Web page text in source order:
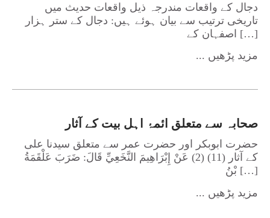
دجال کے واقعات مندرجہ ذیل واقعات حدیث میں
تاریخی ترتیب سے بیان ہوئے ہیں: دجال کے ستر ہزار
اصفہان کے […]
... مزید پڑھیں
صحابہ سے متعلق ائمۂ اہل بیت کے آثار
حضرت ابوبکر اور حضرت عمر سے متعلق سیدنا علی
کے آثار (11) (2) عَنْ إِبْرَاهِيمَ النَّخَعِيِّ قَالَ: ضَرَبَ عَلْقَمَةُ
بْنُ […]
... مزید پڑھیں